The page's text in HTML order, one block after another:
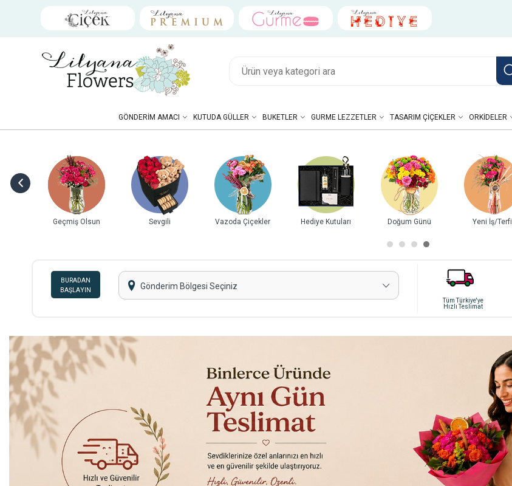
GÖNDERIM AMACI KUTUDA GÜLLER BUKETLER GURME LEZZETLER TASARIM ÇIÇEKLER ORKIDELER
Geçmiş Olsun Sevgili Vazoda Çiçekler Hediye Kutuları Doğum Günü Yeni İş/Terfi
BURADAN
BAŞLAYIN
Gönderim Bölgesi Seçiniz
Tüm Türkiye'ye
Hızlı Teslimat